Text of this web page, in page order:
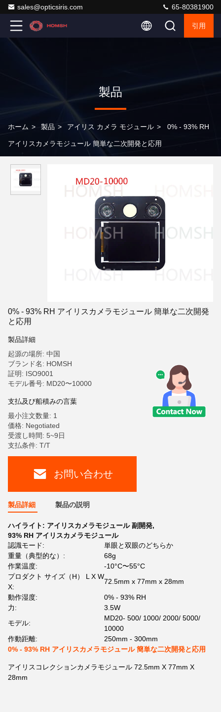
sales@opticsiris.com 65-80381900
引用
製品
ホーム > 製品 > アイリス カメラ モジュール > 0% - 93% RH
アイリスカメラモジュール 簡単な二次開発と応用
0% - 93% RH アイリスカメラモジュール 簡単な二次開発
と応用
製品詳細
起源の場所: 中国
ブランド名: HOMSH
証明: ISO9001
モデル番号: MD20〜10000
支払及び船積みの言葉
最小注文数量: 1
価格: Negotiated
受渡し時間: 5~9日
支払条件: T/T
お問い合わせ
製品詳細 製品の説明
ハイライト: アイリスカメラモジュール 副開発,
93% RH アイリスカメラモジュール
認識モード:
単眼と双眼のどちらか
重量（典型的な）:
68g
作業温度:
-10°C〜55°C
プロダクト サイズ（H） L X W
X:
72.5mm x 77mm x 28mm
動作湿度:
0% - 93% RH
力:
3.5W
モデル:
MD20- 500/ 1000/ 2000/ 5000/
10000
作動距離:
250mm - 300mm
0% - 93% RH アイリスカメラモジュール 簡単な二次開発と応用
アイリスコレクションカメラモジュール 72.5mm X 77mm X
28mm